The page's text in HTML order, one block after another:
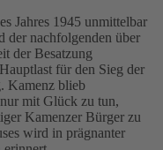
Jahres 1945 unmittelbar
der nachfolgenden über
der Besatzung
für den Sieg der
Kamenz blieb
mit Glück zu tun,
Kamenzer Bürger zu
wird in prägnanter